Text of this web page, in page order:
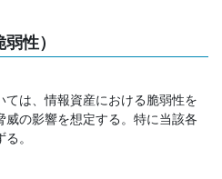
性）
は、情報資産における脆弱性を
の影響を想定する。特に当該各
。